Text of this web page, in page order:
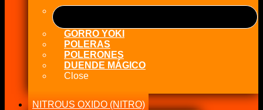
GORRO YOKI
POLERAS
POLERONES
DUENDE MÁGICO
Close
NITROUS OXIDO (NITRO)